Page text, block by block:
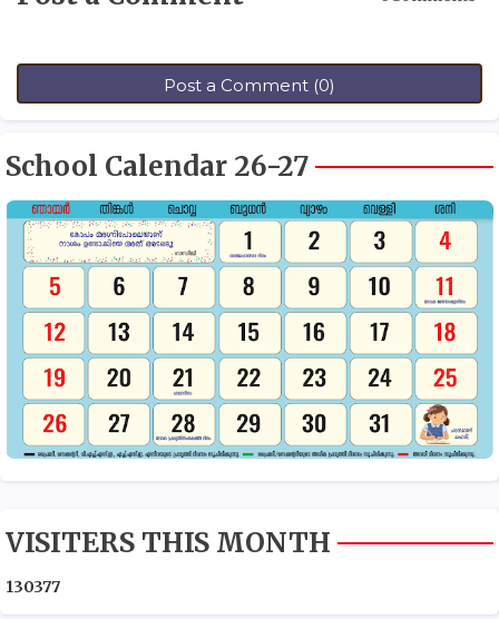
Post a Comment (0)
School Calendar 26-27
VISITERS THIS MONTH
130377